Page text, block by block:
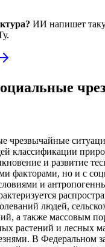
ИИ напишет
чрезвычайные
классификации
и развитие
факторами, но и с
и
людей,
а также массовым
растений и лесных
В Федеральном